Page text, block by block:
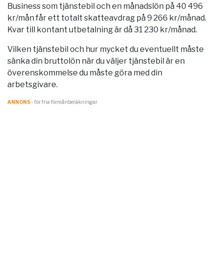
Business som tjänstebil och en månadslön på 40 496
kr/mån får ett totalt skatteavdrag på 9 266 kr/månad.
Kvar till kontant utbetalning är då 31 230 kr/månad.
Vilken tjänstebil och hur mycket du eventuellt måste
sänka din bruttolön när du väljer tjänstebil är en
överenskommelse du måste göra med din
arbetsgivare.
ANNONS- för fria förmånberäkningar